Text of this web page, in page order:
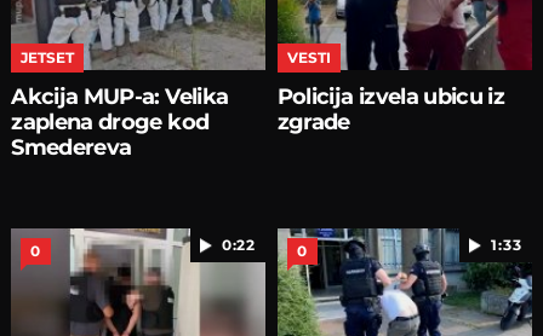
JETSET
Akcija MUP-a: Velika
zaplena droge kod
Smedereva
VESTI
Policija izvela ubicu iz
zgrade
0:22
0 1:33
0